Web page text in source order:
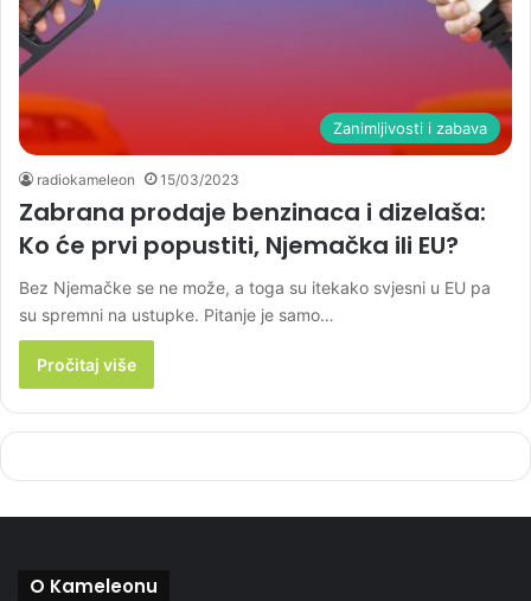
Zanimljivosti i zabava
radiokameleon 15/03/2023
Zabrana prodaje benzinaca i dizelaša:
Ko će prvi popustiti, Njemačka ili EU?
Bez Njemačke se ne može, a toga su itekako svjesni u EU pa
su spremni na ustupke. Pitanje je samo…
Pročitaj više
O Kameleonu